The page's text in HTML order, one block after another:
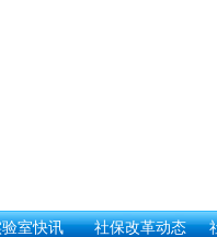
室快讯 社保改革动态